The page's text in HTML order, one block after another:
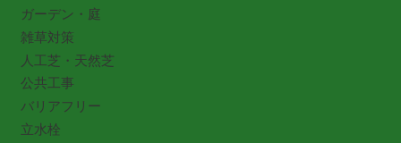
ガーデン・庭
雑草対策
人工芝・天然芝
公共工事
バリアフリー
立水栓